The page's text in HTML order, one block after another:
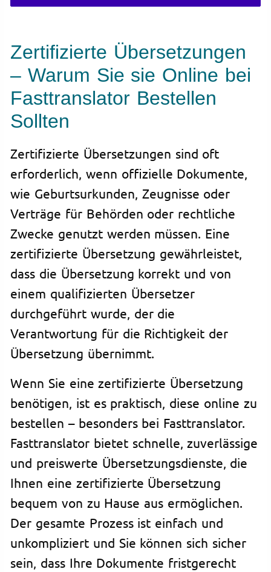
Zertifizierte Übersetzungen
– Warum Sie sie Online bei
Fasttranslator Bestellen
Sollten
Zertifizierte Übersetzungen sind oft
erforderlich, wenn offizielle Dokumente,
wie Geburtsurkunden, Zeugnisse oder
Verträge für Behörden oder rechtliche
Zwecke genutzt werden müssen. Eine
zertifizierte Übersetzung gewährleistet,
dass die Übersetzung korrekt und von
einem qualifizierten Übersetzer
durchgeführt wurde, der die
Verantwortung für die Richtigkeit der
Übersetzung übernimmt.
Wenn Sie eine zertifizierte Übersetzung
benötigen, ist es praktisch, diese online zu
bestellen – besonders bei Fasttranslator.
Fasttranslator bietet schnelle, zuverlässige
und preiswerte Übersetzungsdienste, die
Ihnen eine zertifizierte Übersetzung
bequem von zu Hause aus ermöglichen.
Der gesamte Prozess ist einfach und
unkompliziert und Sie können sich sicher
sein, dass Ihre Dokumente fristgerecht